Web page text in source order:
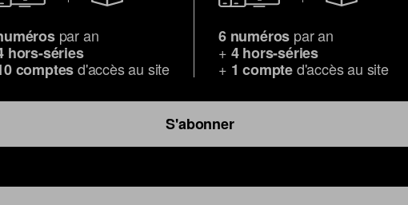
par an
hors-séries
comptesd'accès au site
6 numéros par an
+ 4 hors-séries
+ 1 compted'accès au site
S'abonner